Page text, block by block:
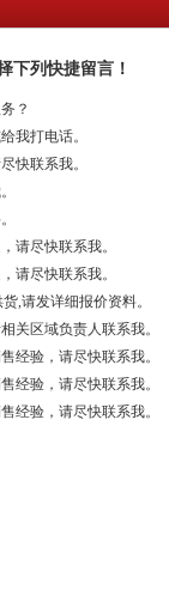
下列快捷留言！
？
我打电话。
快联系我。
请尽快联系我。
请尽快联系我。
,请发详细报价资料。
关区域负责人联系我。
经验，请尽快联系我。
经验，请尽快联系我。
经验，请尽快联系我。